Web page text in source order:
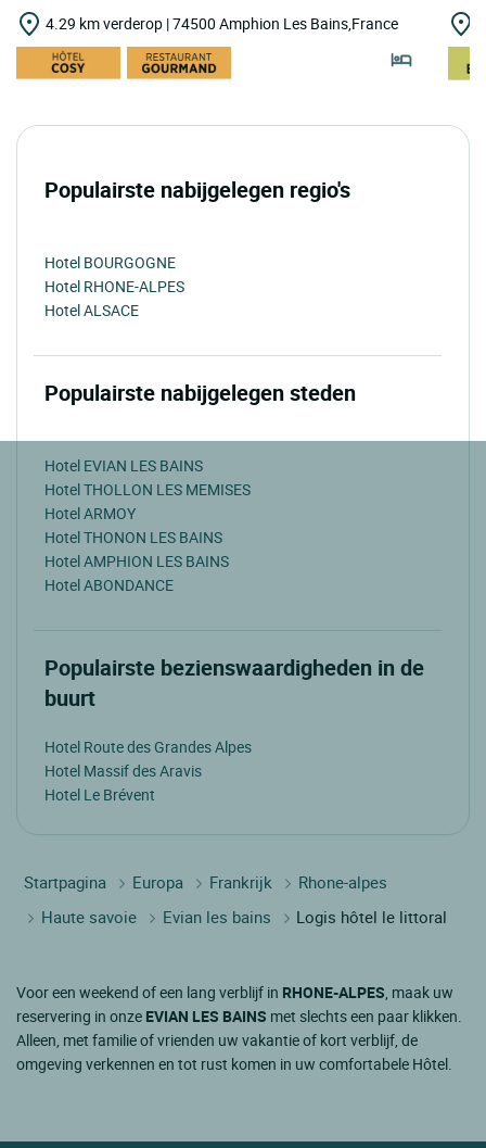
4.29 km verderop | 74500 Amphion Les Bains,France
Populairste nabijgelegen regio's
Hotel BOURGOGNE
Hotel RHONE-ALPES
Hotel ALSACE
Populairste nabijgelegen steden
Hotel EVIAN LES BAINS
Hotel THOLLON LES MEMISES
Hotel ARMOY
Hotel THONON LES BAINS
Hotel AMPHION LES BAINS
Hotel ABONDANCE
Populairste bezienswaardigheden in de
buurt
Hotel Route des Grandes Alpes
Hotel Massif des Aravis
Hotel Le Brévent
Startpagina Europa Frankrijk
Rhone-alpes
Haute savoie
Evian les bains Logis hôtel le littoral
Voor een weekend of een lang verblijf in RHONE-ALPES , maak uw
reservering in onze EVIAN LES BAINS met slechts een paar klikken.
Alleen, met familie of vrienden uw vakantie of kort verblijf, de
omgeving verkennen en tot rust komen in uw comfortabele Hôtel.